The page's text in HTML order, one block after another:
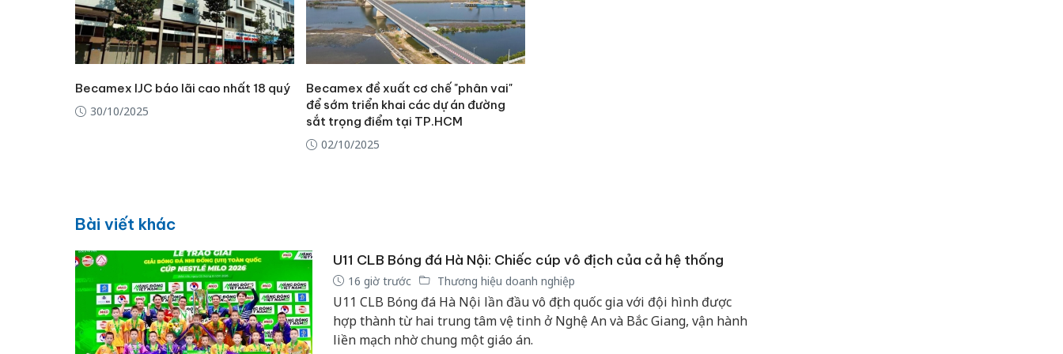
Becamex IJC báo lãi cao nhất 18 quý
30/10/2025
Becamex đề xuất cơ chế "phân vai"
để sớm triển khai các dự án đường
sắt trọng điểm tại TP.HCM
02/10/2025
Bài viết khác
U11 CLB Bóng đá Hà Nội: Chiếc cúp vô địch của cả hệ thống
16 giờ trước Thương hiệu doanh nghiệp
U11 CLB Bóng đá Hà Nội lần đầu vô địch quốc gia với đội hình được
hợp thành từ hai trung tâm vệ tinh ở Nghệ An và Bắc Giang, vận hành
liền mạch nhờ chung một giáo án.